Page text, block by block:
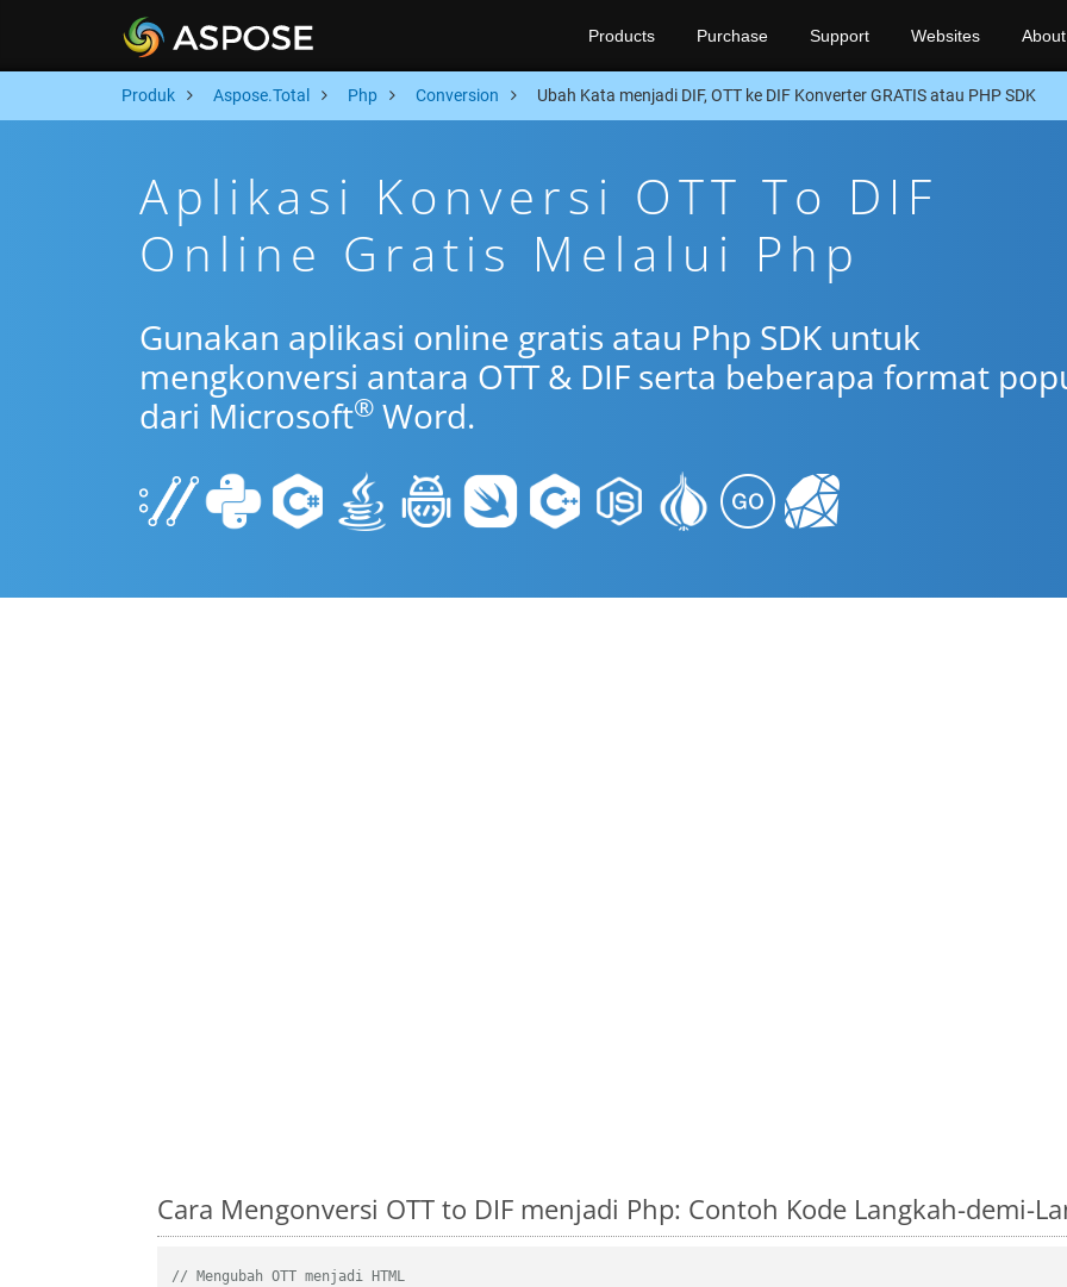
Products Purchase Support Websites About
Produk Aspose.Total Php Conversion Ubah Kata menjadi DIF, OTT ke DIF Konverter GRATIS atau PHP SDK
Aplikasi Konversi OTT To DIF
Online Gratis Melalui Php
Gunakan aplikasi online gratis atau Php SDK untuk
mengkonversi antara OTT & DIF serta beberapa format
dari Microsoft® Word.
Cara Mengonversi OTT to DIF menjadi Php: Contoh Kode Langkah-demi-
// Mengubah OTT menjadi HTML